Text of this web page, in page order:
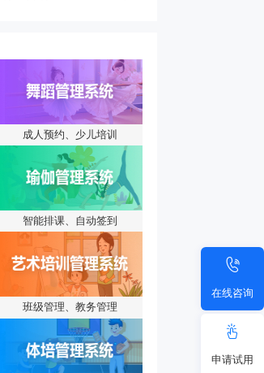
成人预约、少儿培训
智能排课、自动签到
班级管理、教务管理
在线咨询
申请试用